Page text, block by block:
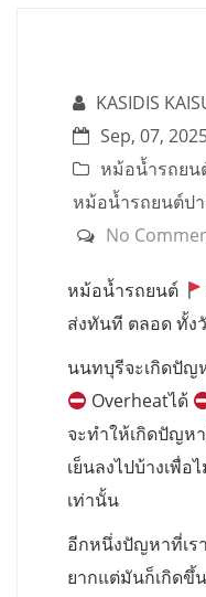
KASIDIS
Sep, 07,
หม้อน้ำรถยน
หม้อน้ำรถยนต์ปา
No
หม้อน้ำรถยนต์
ส่งทันที ตลอด ทั้ง
นนทบุรีจะเกิดปัญ
Overheatได้
จะทำให้เกิดปัญห
เย็นลงไปบ้างเพื่
เท่านั้น
อีกหนึ่งปัญหาที่เร
ยากแต่มันก็เกิดขึ้